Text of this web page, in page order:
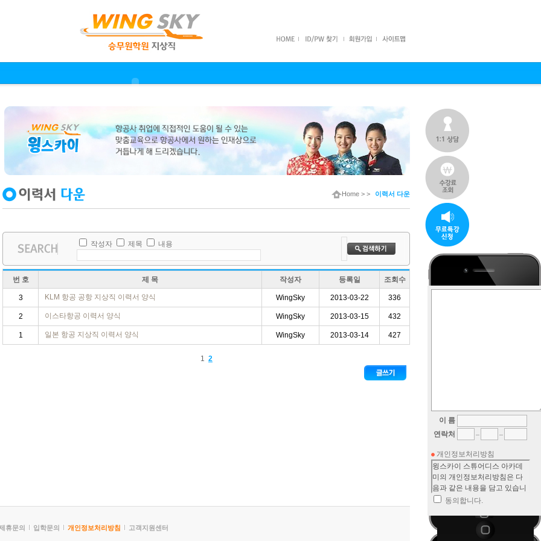
Home > > 이력서 다운
작성자 제목 내용
번 호 제 목 작성자 등록일 조회수
3 KLM 항공 공항 지상직 이력서 양식 WingSky 2013-03-22 336
2 이스타항공 이력서 양식 WingSky 2013-03-15 432
1 일본 항공 지상직 이력서 양식 WingSky 2013-03-14 427
1 2
휴문의 입학문의 개인정보처리방침 고객지원센터
이 름
연락처
개인정보처리방침
동의합니다.